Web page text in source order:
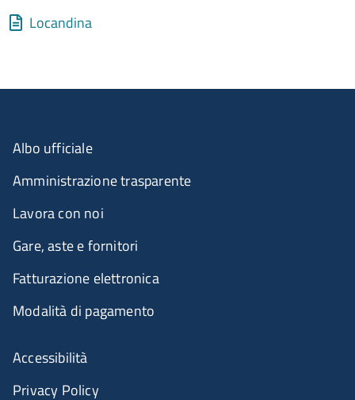
Allegati
Document
Locandina
Albo ufficiale
Amministrazione trasparente
Lavora con noi
Gare, aste e fornitori
Fatturazione elettronica
Modalità di pagamento
Accessibilità
Privacy Policy